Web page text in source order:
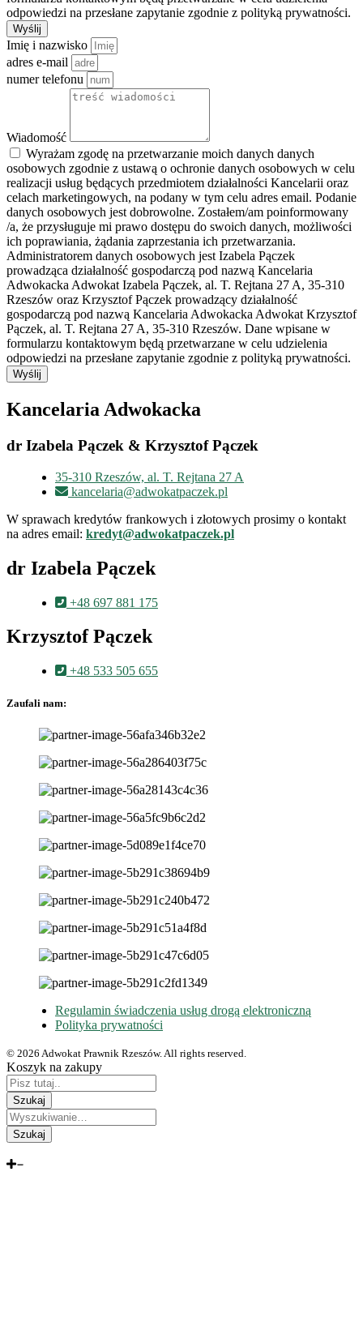
odpowiedzi na przesłane zapytanie zgodnie z polityką prywatności.
Wyślij
Imię i nazwisko
adres e-mail
numer telefonu
Wiadomość
Wyrażam zgodę na przetwarzanie moich danych danych
osobowych zgodnie z ustawą o ochronie danych osobowych w celu
realizacji usług będących przedmiotem działalności Kancelarii oraz
celach marketingowych, na podany w tym celu adres email. Podanie
danych osobowych jest dobrowolne. Zostałem/am poinformowany
/a, że przysługuje mi prawo dostępu do swoich danych, możliwości
ich poprawiania, żądania zaprzestania ich przetwarzania.
Administratorem danych osobowych jest Izabela Pączek
prowadząca działalność gospodarczą pod nazwą Kancelaria
Adwokacka Adwokat Izabela Pączek, al. T. Rejtana 27 A, 35-310
Rzeszów oraz Krzysztof Pączek prowadzący działalność
gospodarczą pod nazwą Kancelaria Adwokacka Adwokat Krzysztof
Pączek, al. T. Rejtana 27 A, 35-310 Rzeszów. Dane wpisane w
formularzu kontaktowym będą przetwarzane w celu udzielenia
odpowiedzi na przesłane zapytanie zgodnie z polityką prywatności.
Wyślij
Kancelaria Adwokacka
dr Izabela Pączek & Krzysztof Pączek
35-310 Rzeszów, al. T. Rejtana 27 A
kancelaria@adwokatpaczek.pl
W sprawach kredytów frankowych i złotowych prosimy o kontakt
na adres email: kredyt@adwokatpaczek.pl
dr Izabela Pączek
+48 697 881 175
Krzysztof Pączek
+48 533 505 655
Zaufali nam:
Regulamin świadczenia usług drogą elektroniczną
Polityka prywatności
© 2026 Adwokat Prawnik Rzeszów. All rights reserved.
Koszyk na zakupy